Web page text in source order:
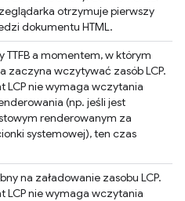
otrzymuje pierwszy
dokumentu HTML.
TTFB a momentem, w którym
zaczyna wczytywać zasób LCP.
LCP nie wymaga wczytania
(np. jeśli jest
renderowanym za
systemowej), ten czas
na załadowanie zasobu LCP.
LCP nie wymaga wczytania